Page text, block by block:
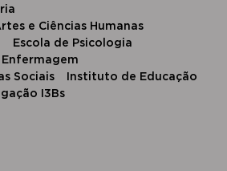
e Ciências Humanas
Escola de Psicologia
Enfermagem
Sociais
Instituto de Educação
I3Bs